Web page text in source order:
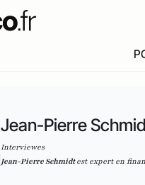
Jean-Pierre
Interviewes
Jean-Pierre Schmidtest expert en